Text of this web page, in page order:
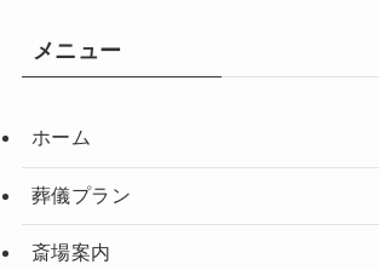
メニュー
ホーム
葬儀プラン
斎場案内